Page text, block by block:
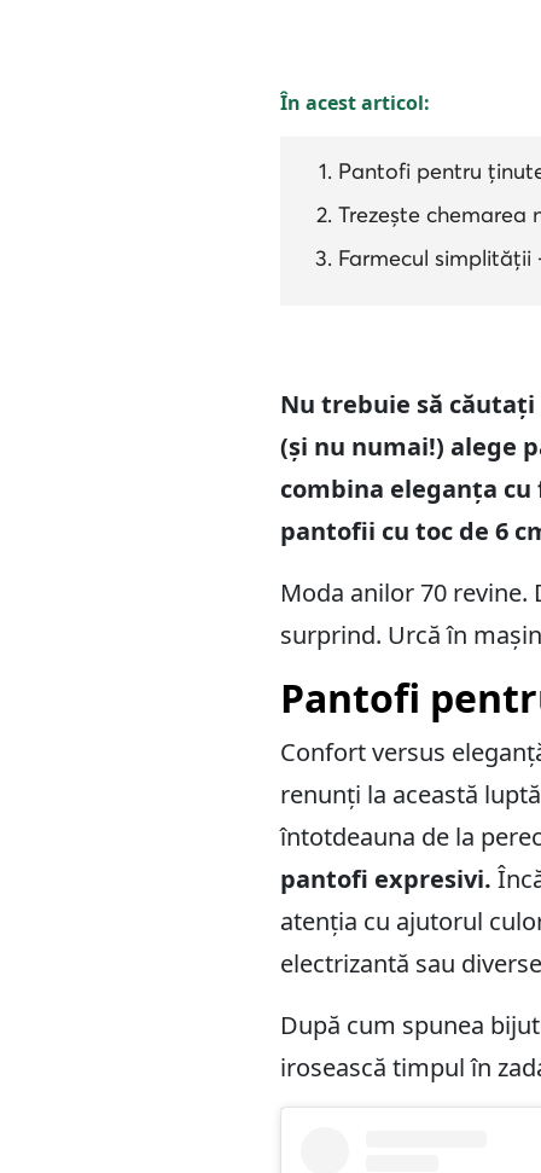
În acest articol:
Pantofi pentru
Trezește chemarea
Farmecul
Nu trebuie să
(și nu numai!) alege
combina eleganța
pantofii cu toc de 6
Moda anilor 70 revine.
surprind. Urcă în
Pantofi
Confort versus
renunți la această
întotdeauna de la
pantofi expresivi.
atenția cu ajutorul
electrizantă sau
După cum spunea
irosească timpul în